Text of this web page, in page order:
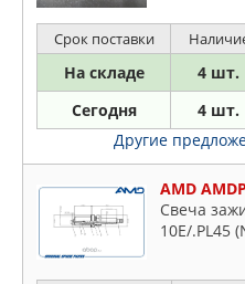
Срок поставки
На складе 4 шт.
Сегодня 4 шт.
Другие
AMD
Свеча
10E/.PL45